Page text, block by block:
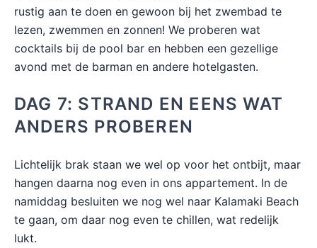
rustig aan te doen en gewoon bij het zwembad te
lezen, zwemmen en zonnen! We proberen wat
cocktails bij de pool bar en hebben een gezellige
avond met de barman en andere hotelgasten.
DAG 7: STRAND EN EENS WAT
ANDERS PROBEREN
Lichtelijk brak staan we wel op voor het ontbijt, maar
hangen daarna nog even in ons appartement. In de
namiddag besluiten we nog wel naar Kalamaki Beach
te gaan, om daar nog even te chillen, wat redelijk
lukt.